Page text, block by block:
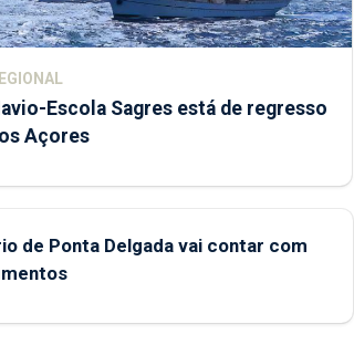
Escola Sagres está de regresso
Açores
de Ponta Delgada vai contar com